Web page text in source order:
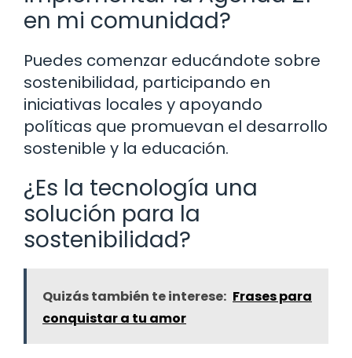
en mi comunidad?
Puedes comenzar educándote sobre
sostenibilidad, participando en
iniciativas locales y apoyando
políticas que promuevan el desarrollo
sostenible y la educación.
¿Es la tecnología una
solución para la
sostenibilidad?
Quizás también te interese: Frases para
conquistar a tu amor